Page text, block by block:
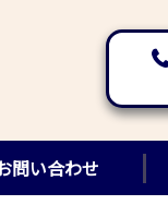
問い合わせ